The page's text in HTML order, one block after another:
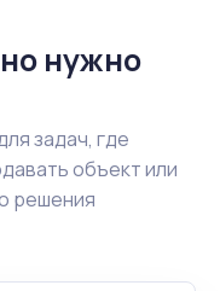
нужно
задач, где
объект или
решения